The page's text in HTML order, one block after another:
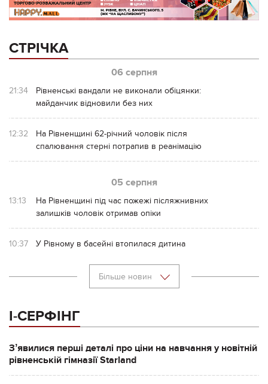
СТРІЧКА
06 серпня
21:34
Рівненські вандали не виконали обіцянки:
майданчик відновили без них
12:32
На Рівненщині 62-річний чоловік після
спалювання стерні потрапив в реанімацію
05 серпня
13:13
На Рівненщині під час пожежі післяжнивних
залишків чоловік отримав опіки
10:37 У Рівному в басейні втопилася дитина
Більше новин
І-СЕРФІНГ
Зʼявилися перші деталі про ціни на навчання у новітній
рівненській гімназії Starland